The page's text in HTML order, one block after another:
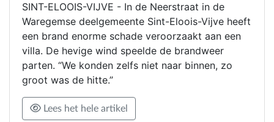
SINT-ELOOIS-VIJVE - In de Neerstraat in de
Waregemse deelgemeente Sint-Eloois-Vijve heeft
een brand enorme schade veroorzaakt aan een
villa. De hevige wind speelde de brandweer
parten. “We konden zelfs niet naar binnen, zo
groot was de hitte.”
Lees het hele artikel